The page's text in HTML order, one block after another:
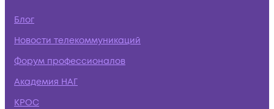
Блог
Новости телекоммуникаций
Форум профессионалов
Академия НАГ
КРОС